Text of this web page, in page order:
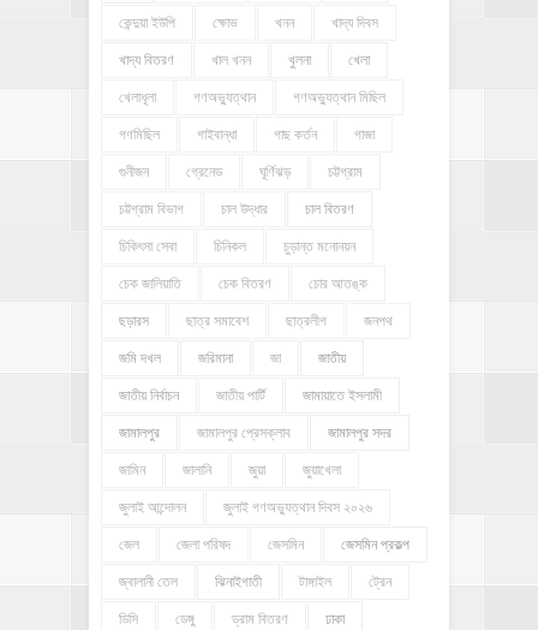
কেন্দুয়া ইউপি ক্ষোভ খনন খাদ্য দিবস
খাদ্য বিতরণ খাল খনন খুলনা খেলা
খেলাধূলা গণঅভ্যুত্থান গণঅভ্যুত্থান মিছিল
গণমিছিল গাইবান্ধা গাছ কর্তন গাজা
গুনীজন গ্রেনেড ঘূর্ণিঝড় চট্টগ্রাম
চট্টগ্রাম বিভাগ চাল উদ্ধার চাল বিতরণ
চিকিৎসা সেবা চিনিকল চুড়ান্ত মনোনয়ন
চেক জালিয়াতি চেক বিতরণ চোর আতঙ্ক
ছড়ারস ছাত্র সমাবেশ ছাত্রলীগ জনপথ
জমি দখল জরিমানা জা জাতীয়
জাতীয় নির্বাচন জাতীয় পার্টি জামায়াতে ইসলামী
জামালপুর জামালপুর প্রেসক্লাব জামালপুর সদর
জামিন জালানি জুয়া জুয়াখেলা
জুলাই আন্দোলন জুলাই গণঅভ্যুত্থান দিবস ২০২৬
জেল জেলা পরিষদ জেসমিন জেসমিন প্রকল্প
জ্বালানী তেল ঝিনাইগাতী টাঙ্গাইল ট্রেন
ডিসি ডেঙ্গু ড্রাম বিতরণ ঢাকা